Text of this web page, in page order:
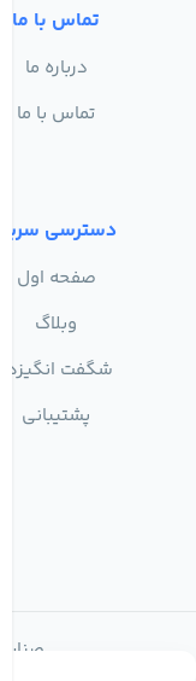
تماس با ما
درباره ما
تماس با ما
دسترسی سریع
صفحه اول
وبلاگ
شگفت انگیزها
پشتیبانی